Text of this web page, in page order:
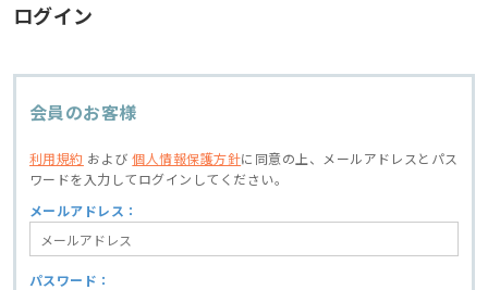
ログイン
会員のお客様
利用規約 および個人情報保護方針に同意の上、
メールアドレスとパス
ワードを入力してログインしてください。
メールアドレス：
パスワード：